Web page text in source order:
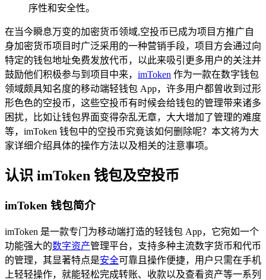
序性和安全性。
在当今瞬息万变的加密货币领域,空投币已成为项目方推广自
身加密货币项目时广泛采用的一种营销手段，项目方会通过向
特定的钱包地址免费发放代币，以此来吸引更多用户的关注并
鼓励他们积极参与到项目中来， imToken 作为一款在数字钱包
领域颇具知名度的移动端轻钱包 App，许多用户都曾收到过形
形色色的空投币，这些空投币有时候会给钱包的管理带来诸多
困扰，比如让钱包界面变得杂乱无章，大大增加了管理的难度
等，imToken 钱包中的空投币究竟该如何删除呢？本文将为大
家详细介绍具体的操作方法以及相关的注意事项。
认识 imToken 钱包及空投币
imToken 钱包简介
imToken 是一款专门为移动端打造的轻钱包 App，它宛如一个
功能强大的数字资产管理平台，支持多种主流数字货币和代币
的管理，其显著特点是安全可靠且操作便捷，用户只需在手机
上轻轻操作，就能轻松完成转账、收款以及查看资产等一系列